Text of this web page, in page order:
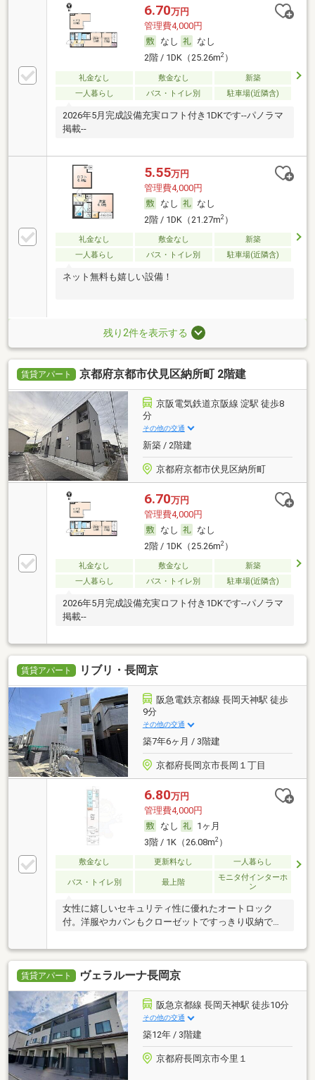
6.70万円
管理費4,000円
なし
なし
2階 / 1DK（25.26m2）
礼金なし 敷金なし
新築
一人暮らし
バス・トイレ別 駐車場(近隣含)
2026年5月完成設備充実ロフト付き1DKです--パノラマ
掲載--
5.55万円
管理費4,000円
なし
なし
2階 / 1DK（21.27m2）
礼金なし 敷金なし
新築
一人暮らし
バス・トイレ別 駐車場(近隣含)
ネット無料も嬉しい設備！
残り2件を表示する
賃貸アパート 京都府京都市伏見区納所町 2階建
京阪電気鉄道京阪線 淀駅 徒歩8
分
その他の交通
新築 / 2階建
京都府京都市伏見区納所町
6.70万円
管理費4,000円
なし
なし
2階 / 1DK（25.26m2）
礼金なし 敷金なし
新築
一人暮らし
バス・トイレ別 駐車場(近隣含)
2026年5月完成設備充実ロフト付き1DKです--パノラマ
掲載--
賃貸アパート リブリ・長岡京
阪急電鉄京都線 長岡天神駅 徒歩
9分
その他の交通
築7年6ヶ月 / 3階建
京都府長岡京市長岡１丁目
6.80万円
管理費4,000円
なし
1ヶ月
3階 / 1K（26.08m2）
敷金なし 更新料なし 一人暮らし
バス・トイレ別 最上階
モニタ付インターホ
ン
女性に嬉しいセキュリティ性に優れたオートロック
付。洋服やカバンもクローゼットですっきり収納でき
賃貸アパート ヴェラルーナ長岡京
阪急京都線 長岡天神駅 徒歩10分
その他の交通
築12年 / 3階建
京都府長岡京市今里１